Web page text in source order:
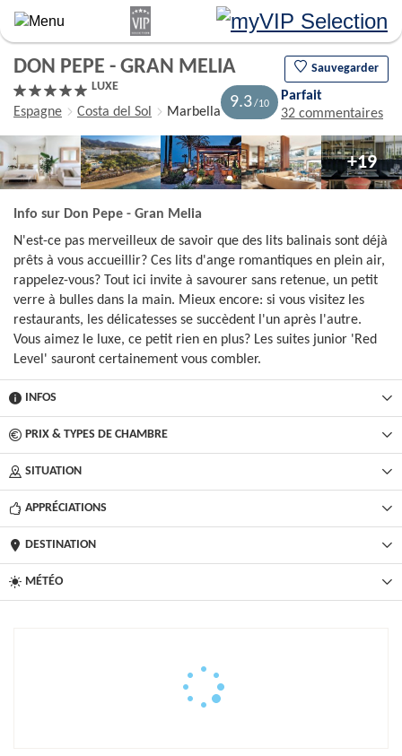
Aller
au
principal
DON PEPE - GRAN MELIA
LUXE
Sauvegarder
Espagne Costa del Sol Marbella
9.3
Parfait
32 commentaires
+19
Info sur Don Pepe - Gran Melia
N'est-ce pas merveilleux de savoir que des lits balinais sont déjà
prêts à vous accueillir? Ces lits d'ange romantiques en plein air,
rappelez-vous? Tout ici invite à savourer sans retenue, un petit
verre à bulles dans la main. Mieux encore: si vous visitez les
restaurants, les délicatesses se succèdent l'un après l'autre.
Vous aimez le luxe, ce petit rien en plus? Les suites junior 'Red
Level' sauront certainement vous combler.
INFOS
PRIX & TYPES DE CHAMBRE
SITUATION
APPRÉCIATIONS
DESTINATION
MÉTÉO